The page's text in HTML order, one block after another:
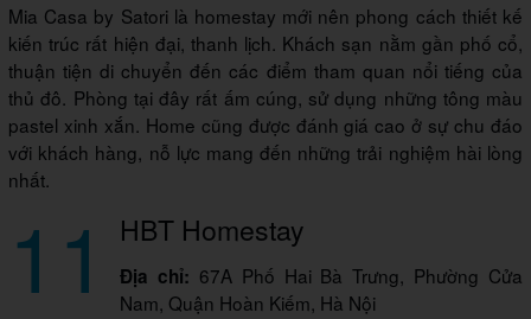
Mia Casa by Satori là homestay mới nên phong cách thiết kế
kiến trúc rất hiện đại, thanh lịch. Khách sạn nằm gần phố cổ,
thuận tiện di chuyển đến các điểm tham quan nổi tiếng của
thủ đô. Phòng tại đây rất ấm cúng, sử dụng những tông màu
pastel xinh xắn. Home cũng được đánh giá cao ở sự chu đáo
với khách hàng, nỗ lực mang đến những trải nghiệm hài lòng
nhất.
11 HBT Homestay
Địa chỉ: 67A Phố Hai Bà Trưng, Phường Cửa
Nam, Quận Hoàn Kiếm, Hà Nội